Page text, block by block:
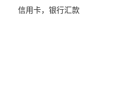
信用卡，银行汇款